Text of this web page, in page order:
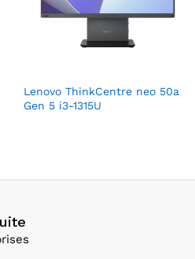
Lenovo ThinkCentre neo 50a
Gen 5 i3-1315U